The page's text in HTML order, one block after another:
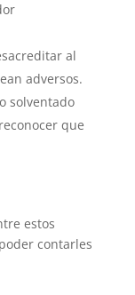
al
adversos.
solventado
que
estos
contarles